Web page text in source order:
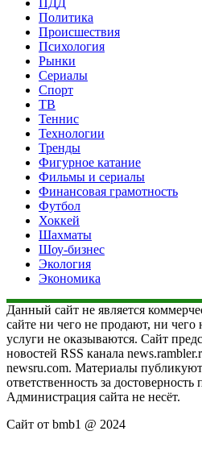
Политика
Происшествия
Психология
Рынки
Сериалы
Спорт
ТВ
Теннис
Технологии
Тренды
Фигурное катание
Фильмы и сериалы
Финансовая грамотность
Футбол
Хоккей
Шахматы
Шоу-бизнес
Экология
Экономика
Данный сайт не является
сайте ни чего не продают, ни
услуги не оказываются. Сайт
новостей RSS канала
newsru.com. Материалы
ответственность за
Администрация сайта не несёт.
Сайт от bmb1 @ 2024